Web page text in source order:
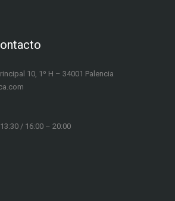
10, 1º H – 34001 Palencia
/ 16:00 – 20:00